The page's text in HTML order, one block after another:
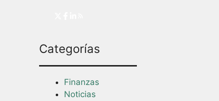
Categorías
Finanzas
Noticias